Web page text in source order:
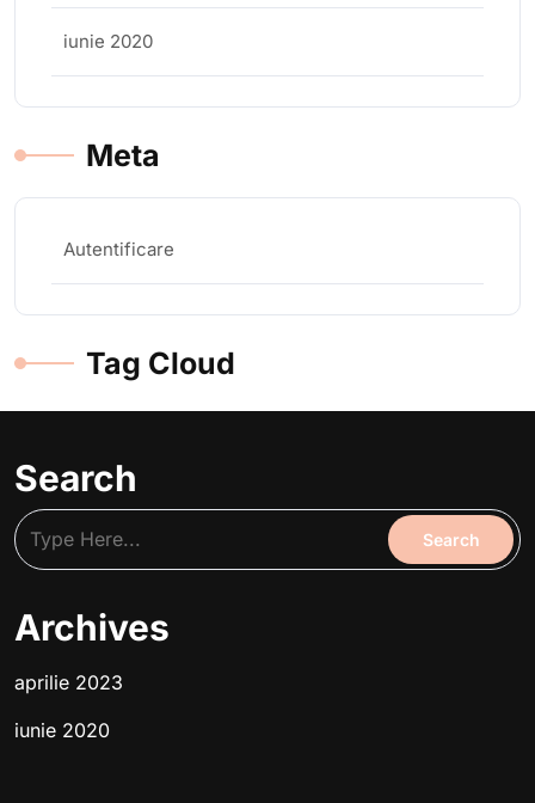
iunie 2020
Meta
Autentificare
Tag Cloud
Search
Archives
aprilie 2023
iunie 2020